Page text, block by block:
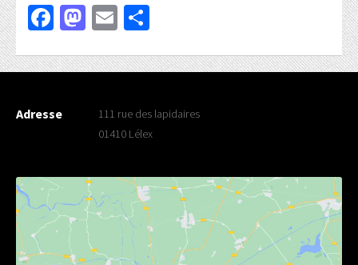
Facebook
Mastodon
Email
Adresse
111 rue des lapidaires
01410 Lélex